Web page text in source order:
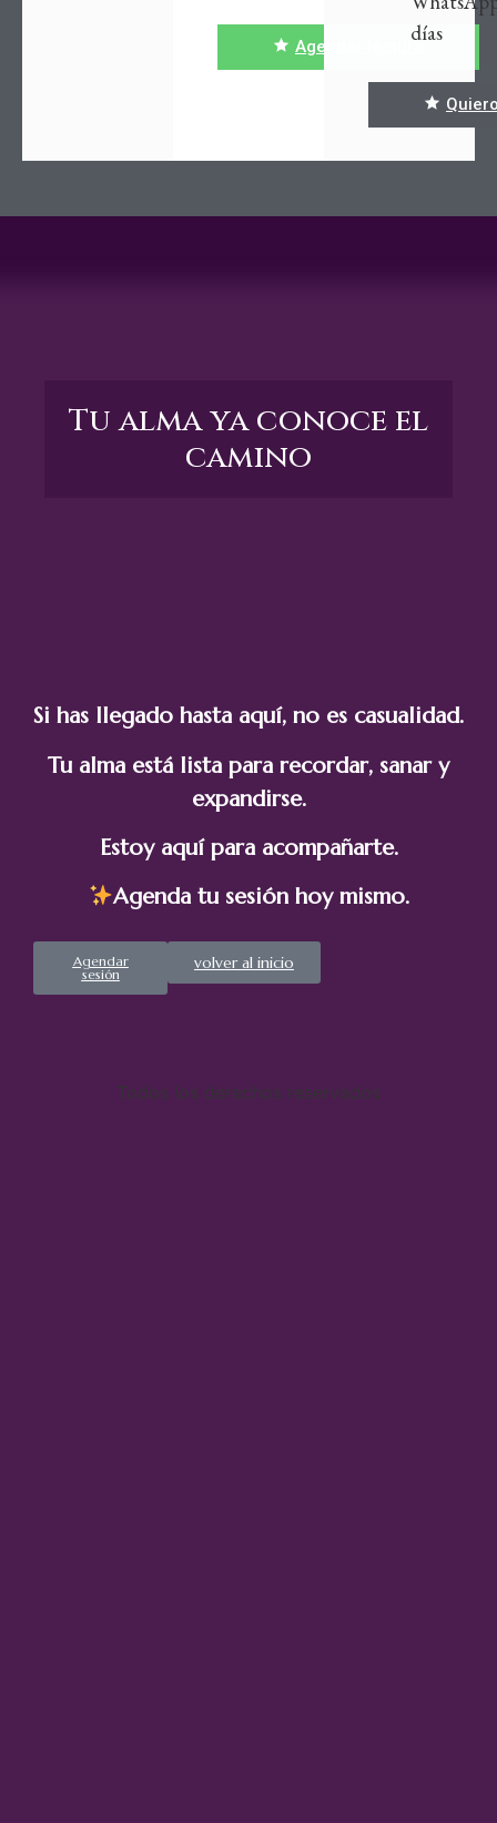
Agendar lecturadías
Tu alma ya conoce el
camino
Si has llegado hasta aquí, no es casualidad.
Tu alma está lista para recordar, sanar y
expandirse.
Estoy aquí para acompañarte.
Agenda tu sesión hoy mismo.
Agendar
sesión
volver al inicio
Todos los derechos reservados